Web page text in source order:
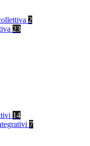
2
23
14
7